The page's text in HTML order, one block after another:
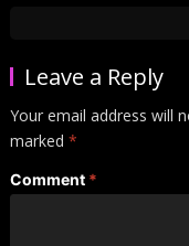
Leave a Reply
Your email address will
marked *
Comment *